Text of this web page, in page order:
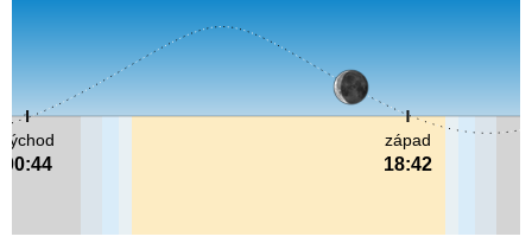
východ
00:44
západ
18:42